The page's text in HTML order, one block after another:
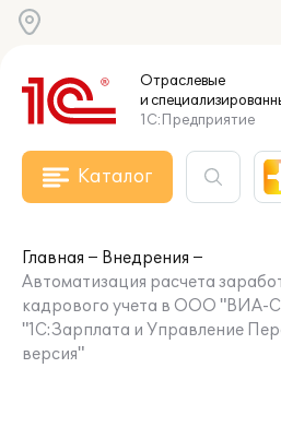
Отраслевые
и
1С:Предприятие
Каталог
Главная
Внедрения
Автоматизация расчета
кадрового учета в ООО "ВИА-
"1С:Зарплата и Управление
версия"